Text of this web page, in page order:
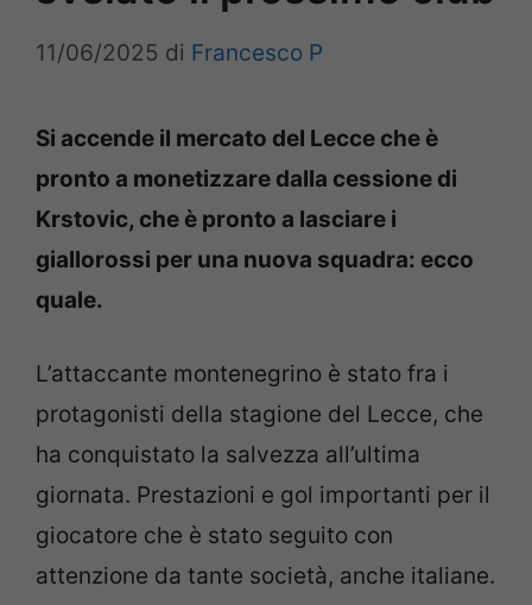
11/06/2025 di Francesco P
Si accende il mercato del Lecce che è
pronto a monetizzare dalla cessione di
Krstovic, che è pronto a lasciare i
giallorossi per una nuova squadra: ecco
quale.
L’attaccante montenegrino è stato fra i
protagonisti della stagione del Lecce, che
ha conquistato la salvezza all’ultima
giornata. Prestazioni e gol importanti per il
giocatore che è stato seguito con
attenzione da tante società, anche italiane.